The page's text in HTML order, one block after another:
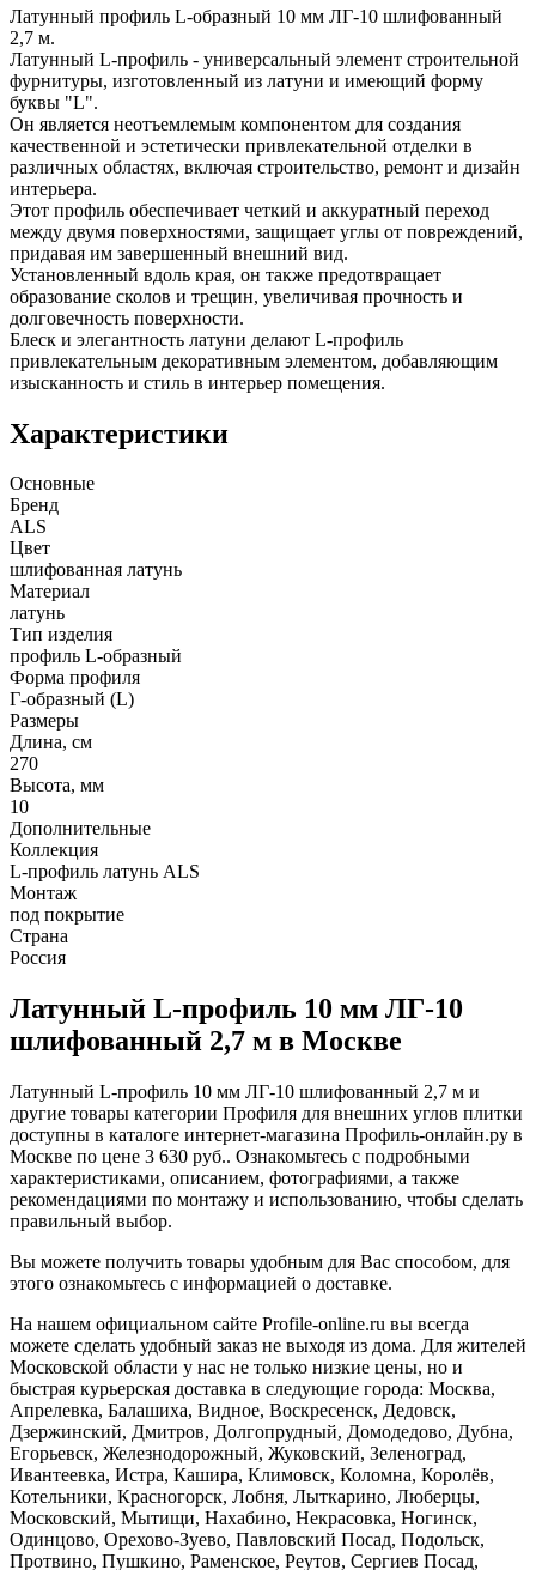
Латунный профиль L-образный 10 мм ЛГ-10 шлифованный
2,7 м.
Латунный L-профиль - универсальный элемент строительной
фурнитуры, изготовленный из латуни и имеющий форму
буквы "L".
Он является неотъемлемым компонентом для создания
качественной и эстетически привлекательной отделки в
различных областях, включая строительство, ремонт и дизайн
интерьера.
Этот профиль обеспечивает четкий и аккуратный переход
между двумя поверхностями, защищает углы от повреждений,
придавая им завершенный внешний вид.
Установленный вдоль края, он также предотвращает
образование сколов и трещин, увеличивая прочность и
долговечность поверхности.
Блеск и элегантность латуни делают L-профиль
привлекательным декоративным элементом, добавляющим
изысканность и стиль в интерьер помещения.
Характеристики
Основные
Бренд
ALS
Цвет
шлифованная латунь
Материал
латунь
Тип изделия
профиль L-образный
Форма профиля
Г-образный (L)
Размеры
Длина, см
270
Высота, мм
10
Дополнительные
Коллекция
L-профиль латунь ALS
Монтаж
под покрытие
Страна
Россия
Латунный L-профиль 10 мм ЛГ-10
шлифованный 2,7 м в Москве
Латунный L-профиль 10 мм ЛГ-10 шлифованный 2,7 м и
другие товары категории Профиля для внешних углов плитки
доступны в каталоге интернет-магазина Профиль-онлайн.ру в
Москве по цене 3 630 руб.. Ознакомьтесь с подробными
характеристиками, описанием, фотографиями, а также
рекомендациями по монтажу и использованию, чтобы сделать
правильный выбор.
Вы можете получить товары удобным для Вас способом, для
этого ознакомьтесь с информацией о доставке.
На нашем официальном сайте Profile-online.ru вы всегда
можете сделать удобный заказ не выходя из дома. Для жителей
Московской области у нас не только низкие цены, но и
быстрая курьерская доставка в следующие города: Москва,
Апрелевка, Балашиха, Видное, Воскресенск, Дедовск,
Дзержинский, Дмитров, Долгопрудный, Домодедово, Дубна,
Егорьевск, Железнодорожный, Жуковский, Зеленоград,
Ивантеевка, Истра, Кашира, Климовск, Коломна, Королёв,
Котельники, Красногорск, Лобня, Лыткарино, Люберцы,
Московский, Мытищи, Нахабино, Некрасовка, Ногинск,
Одинцово, Орехово-Зуево, Павловский Посад, Подольск,
Протвино, Пушкино, Раменское, Реутов, Сергиев Посад,